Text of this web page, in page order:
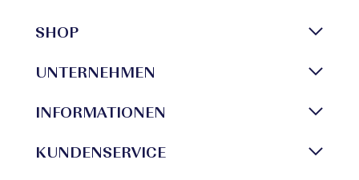
SHOP
UNTERNEHMEN
INFORMATIONEN
KUNDENSERVICE